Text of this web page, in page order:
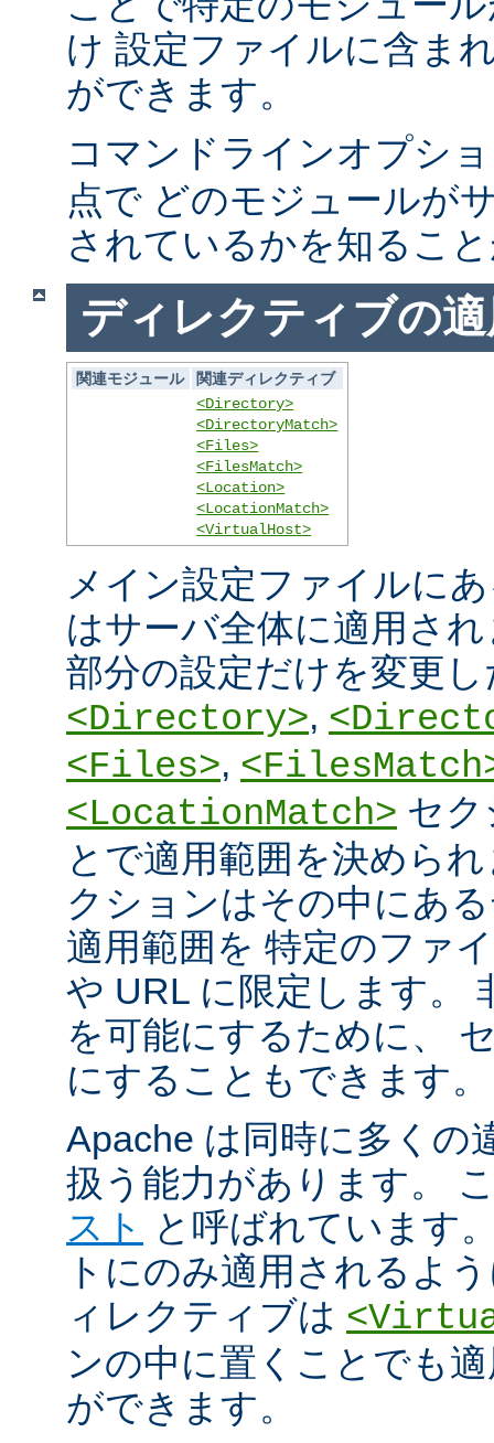
け 設定ファイルに含ま
ができます。
コマンドラインオプシ
点で どのモジュールが
されているかを知るこ
ディレクティブの
関連モジュール
関連ディレクティブ
<Directory>
<DirectoryMatch>
<Files>
<FilesMatch>
<Location>
<LocationMatch>
<VirtualHost>
メイン設定ファイルに
はサーバ全体に適用さ
部分の設定だけを変更
<Directory>,
<Files>,
<LocationMatch> セ
とで適用範囲を決めら
クションはその中にあ
適用範囲を 特定のファ
や URL に限定します。
を可能にするために、
にすることもできます。
Apache は同時に多くの
扱う能力があります。
スト
と呼ばれています
トにのみ適用されるよ
ィレクティブは
ンの中に置くことでも
ができます。